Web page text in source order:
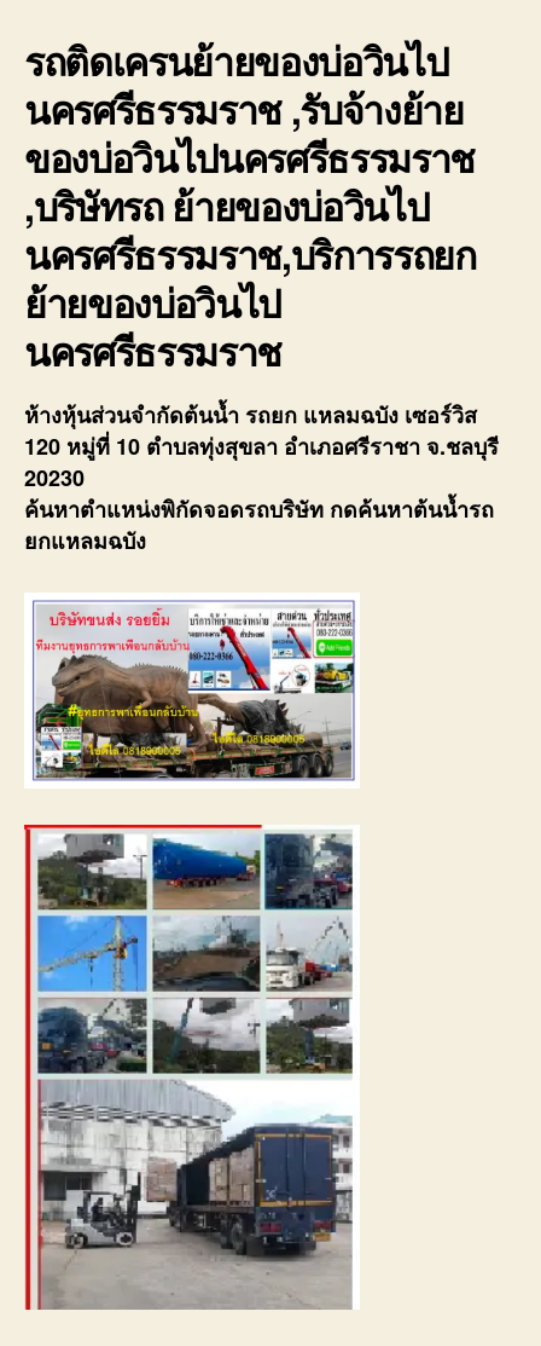
รถติดเครนย้ายของบ่อวินไป
นครศรีธรรมราช ,รับจ้างย้าย
ของบ่อวินไปนครศรีธรรมราช
,บริษัทรถ ย้ายของบ่อวินไป
นครศรีธรรมราช,บริการรถยก
ย้ายของบ่อวินไป
นครศรีธรรมราช
ห้างหุ้นส่วนจำกัดต้นน้ำ รถยก แหลมฉบัง เซอร์วิส
120 หมู่ที่ 10 ตำบลทุ่งสุขลา อำเภอศรีราชา จ.ชลบุรี
20230
ค้นหาตำแหน่งพิกัดจอดรถบริษัท กดค้นหาต้นน้ำรถ
ยกแหลมฉบัง